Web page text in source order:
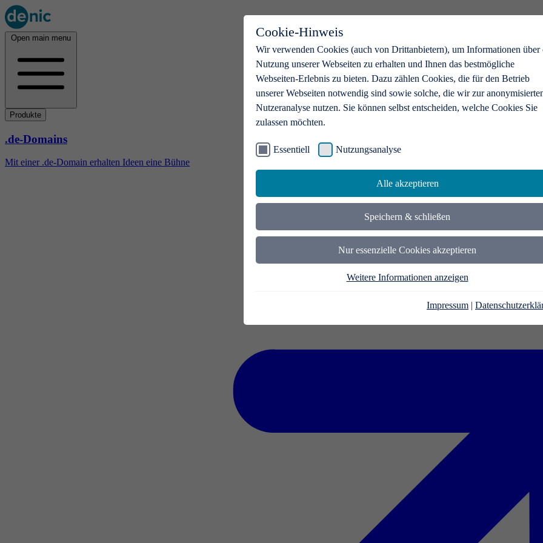
Cookie-Hinweis
Wir verwenden Cookies (auch von Drittanbietern), um Informationen über
Nutzung unserer Webseiten zu erhalten und Ihnen das bestmögliche
Webseiten-Erlebnis zu bieten. Dazu zählen Cookies, die für den Betrieb
unserer Webseiten notwendig sind sowie solche, die wir zur
Nutzeranalyse nutzen. Sie können selbst entscheiden, welche Cookies Sie
zulassen möchten.
Essentiell Nutzungsanalyse
Alle akzeptieren
Speichern & schließen
Nur essenzielle Cookies akzeptieren
Weitere Informationen anzeigen
Impressum |
Open main menu
Produkte
.de-Domains
Mit einer .de-Domain erhalten Ideen eine Bühne